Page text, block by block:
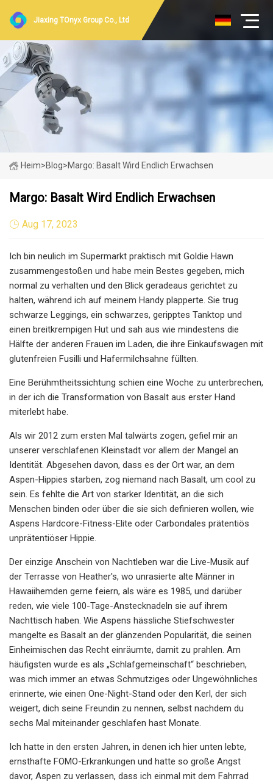
Jiaxing TOnyx Group Co., Ltd
Heim>Blog>Margo: Basalt Wird Endlich Erwachsen
Margo: Basalt Wird Endlich Erwachsen
Aug 17, 2023
Ich bin neulich im Supermarkt praktisch mit Goldie Hawn
zusammengestoßen und habe mein Bestes gegeben, mich
normal zu verhalten und den Blick geradeaus gerichtet zu
halten, während ich auf meinem Handy plapperte. Sie trug
schwarze Leggings, ein schwarzes, geripptes Tanktop und
einen breitkrempigen Hut und sah aus wie mindestens die
Hälfte der anderen Frauen im Laden, die ihre Einkaufswagen mit
glutenfreien Fusilli und Hafermilchsahne füllten.
Eine Berühmtheitssichtung schien eine Woche zu unterbrechen,
in der ich die Transformation von Basalt aus erster Hand
miterlebt habe.
Als wir 2012 zum ersten Mal talwärts zogen, gefiel mir an
unserer verschlafenen Kleinstadt vor allem der Mangel an
Identität. Abgesehen davon, dass es der Ort war, an dem
Aspen-Hippies starben, zog niemand nach Basalt, um cool zu
sein. Es fehlte die Art von starker Identität, an die sich
Menschen binden oder über die sie sich definieren wollen, wie
Aspens Hardcore-Fitness-Elite oder Carbondales prätentiös
unprätentiöser Hippie.
Der einzige Anschein von Nachtleben war die Live-Musik auf
der Terrasse von Heather's, wo unrasierte alte Männer in
Hawaiihemden gerne feiern, als wäre es 1985, und darüber
reden, wie viele 100-Tage-Anstecknadeln sie auf ihrem
Nachttisch haben. Wie Aspens hässliche Stiefschwester
mangelte es Basalt an der glänzenden Popularität, die seinen
Einheimischen das Recht einräumte, damit zu prahlen. Am
häufigsten wurde es als „Schlafgemeinschaft“ beschrieben,
was mich immer an etwas Schmutziges oder Ungewöhnliches
erinnerte, wie einen One-Night-Stand oder den Kerl, der sich
weigert, dich seine Freundin zu nennen, selbst nachdem du
sechs Mal miteinander geschlafen hast Monate.
Ich hatte in den ersten Jahren, in denen ich hier unten lebte,
ernsthafte FOMO-Erkrankungen und hatte so große Angst
davor, Aspen zu verlassen, dass ich einmal mit dem Fahrrad